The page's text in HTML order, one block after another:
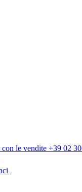
con le vendite +39 02